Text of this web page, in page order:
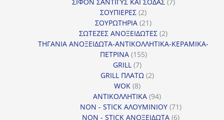
ΣΟΥΠΙΕΡΕΣ 22
προϊόντα
ΣΟΥΡΩΤΗΡΙΑ 2121
προϊόντα
ΣΩΤΕΖΕΣ ΑΝΟΞΕΙΔΩΤΕΣ 22
προϊόντα
ΤΗΓΑΝΙΑ ΑΝΟΞΕΙΔΩΤΑ-ΑΝΤΙΚΟΛΛΗΤΙΚΑ-ΚΕΡΑΜΙΚΑ-
ΠΕΤΡΙΝΑ 155155
GRILL 77
προϊόντα
GRILL ΠΛΑΤΩ 22
WOK 88
προϊόντα
ΑΝΤΙΚΟΛΛΗΤΙΚΑ 9494
προϊόντα
NON - STICK ΑΛΟΥΜΙΝΙΟΥ 7171
προϊόντα
NON - STICK ΑΝΟΞΕΙΔΩΤΑ 66